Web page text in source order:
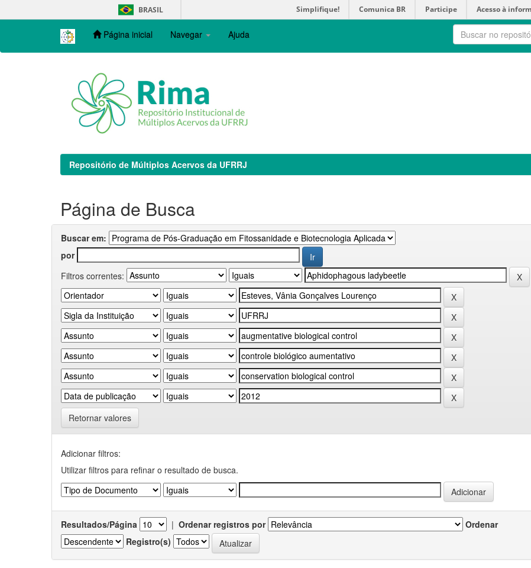
navigation
BRASIL Simplifique! Comunica BR Participe Acesso à
Página inicial Navegar Ajuda
Repositório de Múltiplos Acervos da UFRRJ
Página de Busca
Buscar em:
por
Filtros correntes:
Retornar valores
Adicionar filtros:
Utilizar filtros para refinar o resultado de busca.
Resultados/Página | Ordenar registros por
Ordenar
Registro(s)